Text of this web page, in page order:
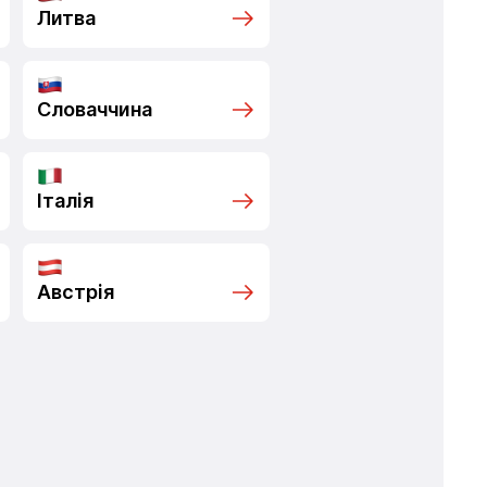
Литва
Словаччина
Італія
Австрія